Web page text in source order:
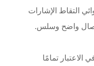
التقاط الإشارات
واضح وسلس.
الاعتبار تمامًا